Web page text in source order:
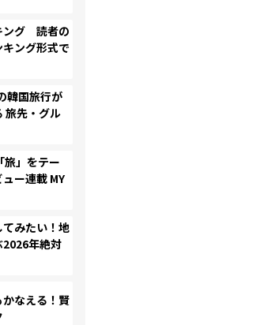
ング 読者の
ング形式で
国旅行が
旅先・グル
旅」をテー
ー連載 MY
みたい！地
年絶対
なえる！賢